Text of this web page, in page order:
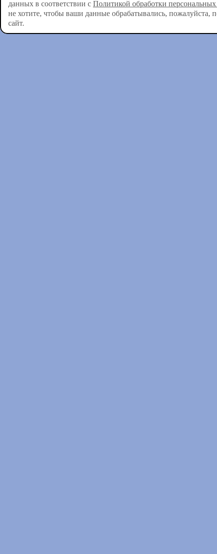
данных в соответствии с Политикой обработки
не хотите, чтобы ваши данные обрабатывались, пожалуйста,
сайт.